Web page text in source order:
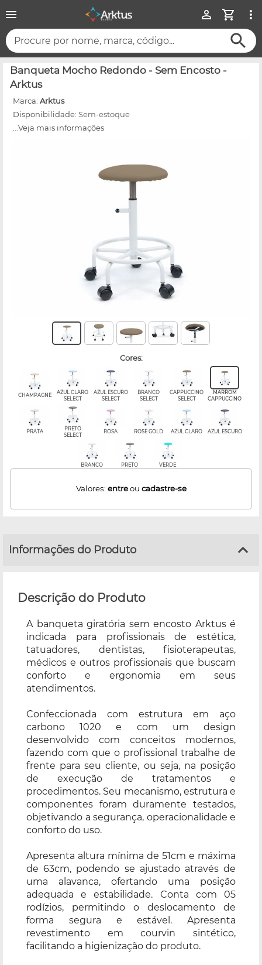
Procure por nome, marca, código...
Banqueta Mocho Redondo - Sem Encosto -
Arktus
Marca: Arktus
Disponibilidade: Sem-estoque
...Veja mais informações
cores:
CHAMPAGNE
AZUL CLARO
SELECT
AZUL ESCURO
SELECT
BRANCO
SELECT
CAPPUCCINO
SELECT
MARROM
CAPPUCCINO
PRATA
PRETO
SELECT
ROSA ROSE GOLD AZUL CLARO AZUL ESCURO
BRANCO PRETO VERDE
Valores: entreou cadastre-se
Informações do Produto
Descrição do Produto
A banqueta giratória sem encosto Arktus é
indicada para profissionais de estética,
tatuadores, dentistas, fisioterapeutas,
médicos e outros profissionais que buscam
conforto e ergonomia em seus
atendimentos.
Confeccionada com estrutura em aço
carbono 1020 e com um design
desenvolvido com conceitos modernos,
fazendo com que o profissional trabalhe de
frente para seu cliente, ou seja, na posição
de execução de tratamentos e
procedimentos. Seu mecanismo, estrutura e
componentes foram duramente testados,
objetivando a segurança, operacionalidade e
conforto do uso.
Apresenta altura mínima de 51cm e máxima
de 63cm, podendo se ajustado através de
uma alavanca, ofertando uma posição
adequada e estabilidade. Conta com 05
rodízios, permitindo o deslocamento de
forma segura e estável. Apresenta
revestimento em courvin sintético,
facilitando a higienização do produto.